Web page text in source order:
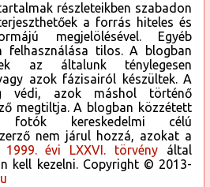
részleteikben szabadon
a forrás hiteles és
megjelölésével. Egyéb
felhasználása tilos. A blogban
az általunk ténylegesen
azok fázisairól készültek. A
védi, azok máshol történő
megtiltja. A blogban közzétett
fotók kereskedelmi célú
nem járul hozzá, azokat a
évi LXXVI. törvény által
kell kezelni. Copyright © 2013-